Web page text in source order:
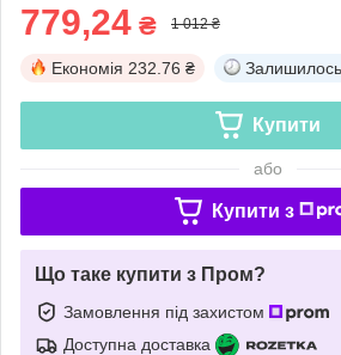
779,24 ₴ 1 012 ₴
Економія 232.76 ₴ Залишилось
Купити
або
Купити з
Що таке купити з Пром?
Замовлення під захистом
Доступна доставка